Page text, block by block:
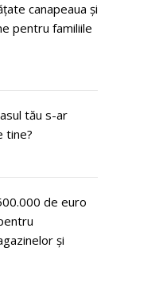
canapeaua și
pentru familiile
tău s-ar
tine?
de euro
și